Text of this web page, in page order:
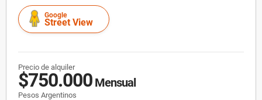
Google
Street View
Precio de alquiler
$750.000 Mensual
Pesos Argentinos